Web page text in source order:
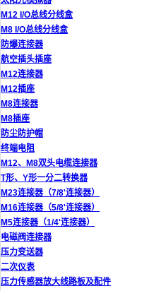
M12 I/O总线分线盒
M8 I/O总线分线盒
防爆连接器
航空插头插座
M12连接器
M12插座
M8连接器
M8插座
防尘防护帽
终端电阻
M12、M8双头电缆连接器
T形、Y形一分二转换器
M23连接器（7/8'连接器）
M16连接器（5/8'连接器）
M5连接器（1/4'连接器）
电磁阀连接器
压力变送器
二次仪表
压力传感器放大线路板及配件